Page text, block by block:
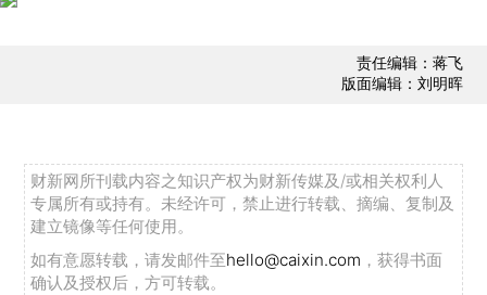
责任编辑：蒋飞
版面编辑：刘明晖
财新网所刊载内容之知识产权为财新传媒及/或相关权利人
专属所有或持有。未经许可，禁止进行转载、摘编、复制及
建立镜像等任何使用。
如有意愿转载，请发邮件至hello@caixin.com ，获得书面
确认及授权后，方可转载。